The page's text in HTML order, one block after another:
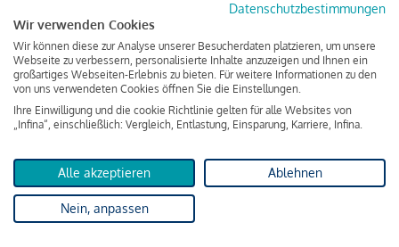
Kreditgeschäft gehören zu den wesentlichen
Schwerpunktsetzungen meiner Funktion.
Lesen Sie meine Finanzierungs-Tipps
KreditindexDas Wohnkredit Barometer
Datenschutzbestimmungen
Wir verwenden Cookies
Wir können diese zur Analyse unserer Besucherdaten platzieren, um unsere
Webseite zu verbessern, personalisierte Inhalte anzuzeigen und Ihnen ein
großartiges Webseiten-Erlebnis zu bieten. Für weitere Informationen zu den
von uns verwendeten Cookies öffnen Sie die Einstellungen.
Ihre Einwilligung und die cookie Richtlinie gelten für alle Websites von
„Infina“, einschließlich: Vergleich, Entlastung, Einsparung, Karriere, Infina.
Alle akzeptieren Ablehnen
Nein, anpassen